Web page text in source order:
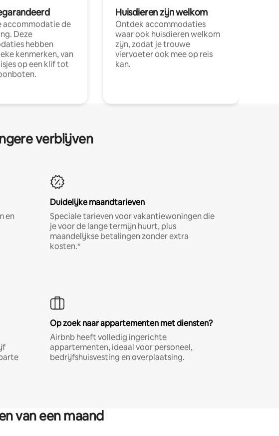
accommodatie de
Deze
hebben
kenmerken, van
op een klif tot
Huisdieren zijn welkom
Ontdek accommodaties
waar ook huisdieren welkom
zijn, zodat je trouwe
viervoeter ook mee op reis
kan.
verblijven
en
Duidelijke maandtarieven
Speciale tarieven voor vakantiewoningen die
je voor de lange termijn huurt, plus
maandelijkse betalingen zonder extra
kosten.*
Op zoek naar appartementen met diensten?
Airbnb heeft volledig ingerichte
appartementen, ideaal voor personeel,
bedrijfshuisvesting en overplaatsing.
van een maand